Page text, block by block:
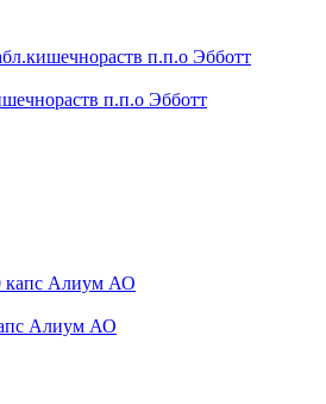
п.п.о Эбботт
Алиум АО